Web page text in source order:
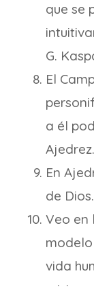
que se
G.
El
a él
En
de Dios.
Veo en
vida